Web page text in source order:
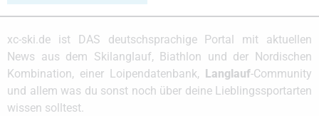
xc-ski.de ist DAS deutschsprachige Portal mit aktuellen
News aus dem Skilanglauf, Biathlon und der Nordischen
Kombination, einer Loipendatenbank, Langlauf-Community
und allem was du sonst noch über deine Lieblingssportarten
wissen solltest.